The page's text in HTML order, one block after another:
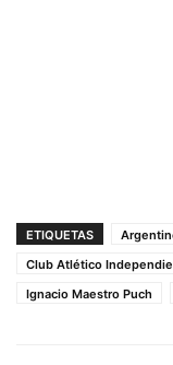
ETIQUETAS
Club Atlético
Ignacio Maestro Puch